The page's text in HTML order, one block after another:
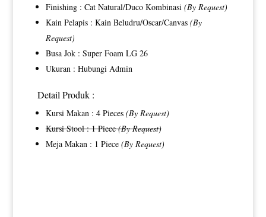
Finishing : Cat Natural/Duco Kombinasi (By Request)
Kain Pelapis : Kain Beludru/Oscar/Canvas (By
Request)
Busa Jok : Super Foam LG 26
Ukuran : Hubungi Admin
Detail Produk :
Kursi Makan : 4 Pieces (By Request)
Kursi Stool : 1 Piece(By Request)
Meja Makan : 1 Piece (By Request)